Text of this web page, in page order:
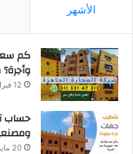
الأشهر
كم
12 فبراير، 2025
حساب
20 مايو، 2024